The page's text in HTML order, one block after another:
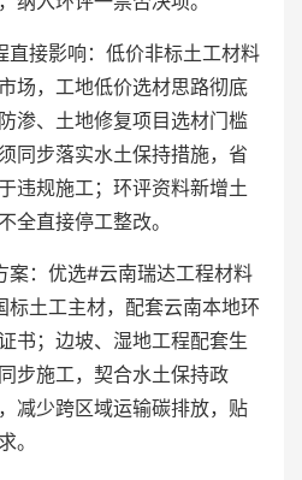
直接影响：低价非标土工材料
场，工地低价选材思路彻底
渗、土地修复项目选材门槛
同步落实水土保持措施，省
违规施工；环评资料新增土
全直接停工整改。
案：优选#云南瑞达工程材料
土工主材，配套云南本地环
书；边坡、湿地工程配套生
步施工，契合水土保持政
减少跨区域运输碳排放，贴
。